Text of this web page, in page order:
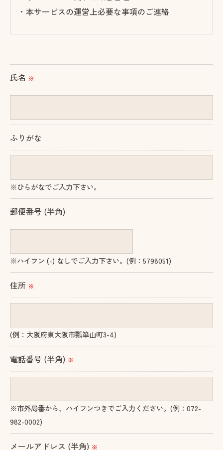
・本サービスの運営上必要な事項のご連絡
られた場合を除き、
置をとり、適切な監督を行います。
＜個人情報の安全管理＞
切に安全管理対策を実施します。
＜個人情報を与えなかった場合に生じる結果＞
必要な情報を頂けない場合は、それに対応した当社
予めご了承ください。
＜個人情報の開示･訂正・削除･利用停止の手続につ
いて＞
用停止の手続を定めさせて頂いております。
ご本人である事を確認のうえ、対応させて頂きま
す。
個人情報の開示･訂正･削除・利用停止の具体的手続
氏名 ※
ふりがな
※ひらがなでご入力下さい。
郵便番号 (半角)
※ハイフン (-) なしでご入力下さい。(例：5798051)
住所 ※
(例：大阪府東大阪市瓢箪山町3-4)
電話番号 (半角) ※
※市外局番から、ハイフンつきでご入力ください。(例：072-
982-0002)
メールアドレス (半角) ※